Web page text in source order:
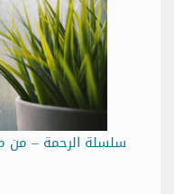
سلسلة الرحمة – من